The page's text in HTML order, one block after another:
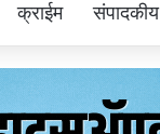
क्राईम संपादकीय